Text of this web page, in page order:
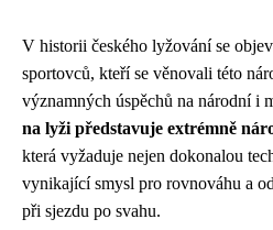
V historii českého lyžování se
sportovců, kteří se věnovali této
významných úspěchů na národní i
na lyži představuje extrémně
která vyžaduje nejen dokonalou
vynikající smysl pro rovnováhu a
při sjezdu po svahu.